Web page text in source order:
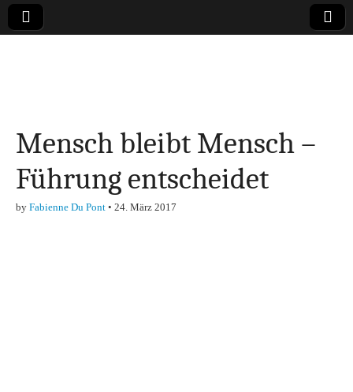
Finanzen,
Marketing-, Vertrieb-
Mensch bleibt Mensch –
Führung entscheidet
by Fabienne Du Pont • 24. März 2017